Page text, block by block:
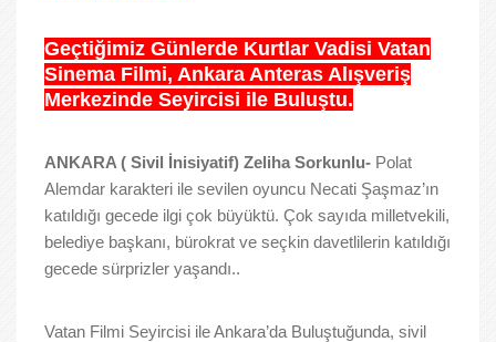
Geçtiğimiz Günlerde Kurtlar Vadisi Vatan
Sinema Filmi, Ankara Anteras Alışveriş
Merkezinde Seyircisi ile Buluştu.
ANKARA ( Sivil İnisiyatif) Zeliha Sorkunlu- Polat
Alemdar karakteri ile sevilen oyuncu Necati Şaşmaz’ın
katıldığı gecede ilgi çok büyüktü. Çok sayıda milletvekili,
belediye başkanı, bürokrat ve seçkin davetlilerin katıldığı
gecede sürprizler yaşandı..
Vatan Filmi Seyircisi ile Ankara’da Buluştuğunda, sivil